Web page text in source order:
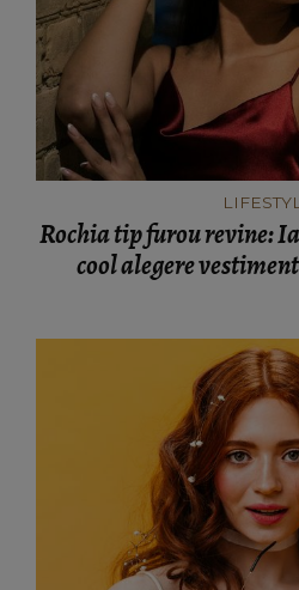
Rochia tip furou revine:
cool alegere